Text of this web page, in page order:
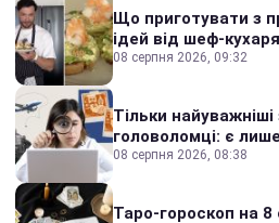
Що приготувати з
ідей від шеф-кухаря
08 серпня 2026, 09:32
Тільки
головоломці: є
08 серпня 2026, 08:38
Таро-гороскоп на 8